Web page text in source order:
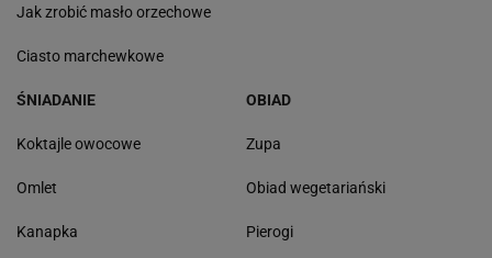
Jak zrobić masło orzechowe
Ciasto marchewkowe
ŚNIADANIE
Koktajle owocowe
Omlet
Kanapka
OBIAD
Zupa
Obiad wegetariański
Pierogi